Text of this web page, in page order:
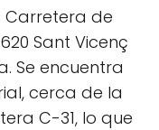
Carretera de
Sant Vicenç
Se encuentra
cerca de la
C-31, lo que